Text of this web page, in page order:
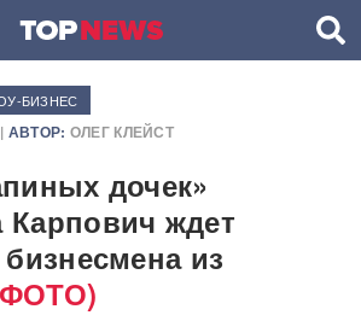
БИЗНЕС
АВТОР: ОЛЕГ КЛЕЙСТ
дочек»
ждет
из